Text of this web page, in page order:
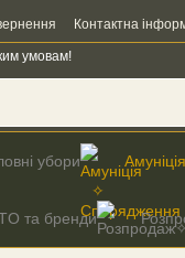
Контактна
умовам!
убори
та бренди